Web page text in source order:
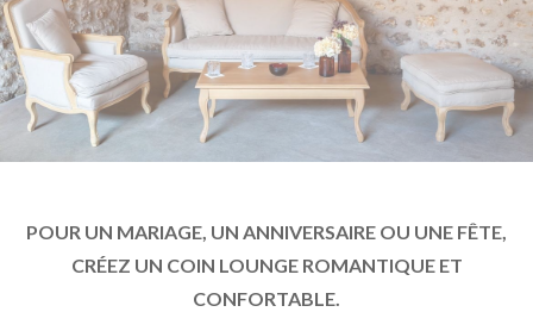
POUR UN MARIAGE, UN ANNIVERSAIRE OU UNE FÊTE,
CRÉEZ UN COIN LOUNGE ROMANTIQUE ET
CONFORTABLE.